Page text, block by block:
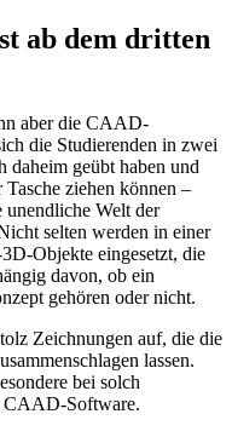
ab dem dritten
aber die CAAD-
die Studierenden in zwei
daheim geübt haben und
Tasche ziehen können –
unendliche Welt der
selten werden in einer
Objekte eingesetzt, die
davon, ob ein
gehören oder nicht.
Zeichnungen auf, die die
lassen.
bei solch
CAAD-Software.